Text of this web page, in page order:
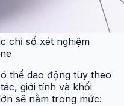
chỉ số xét nghiệm
thể dao động tùy theo
giới tính và khối
sẽ nằm trong mức: